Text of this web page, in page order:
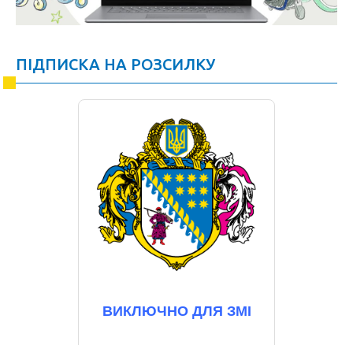
ПІДПИСКА НА РОЗСИЛКУ
ВИКЛЮЧНО ДЛЯ ЗМІ